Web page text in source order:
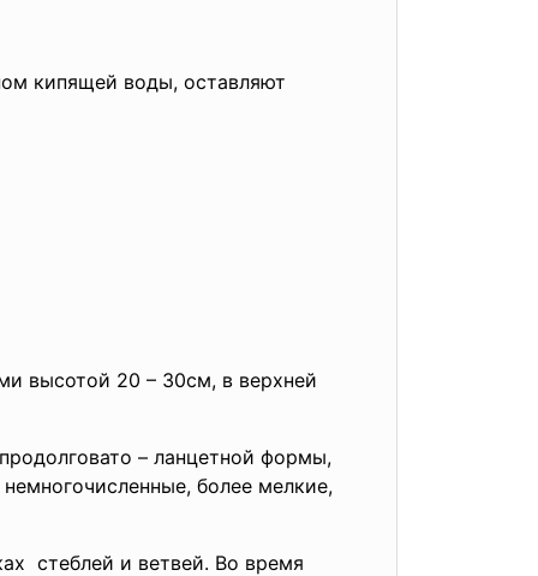
кипящей воды, оставляют
высотой 20 – 30см, в верхней
– ланцетной формы,
более мелкие,
стеблей и ветвей. Во время